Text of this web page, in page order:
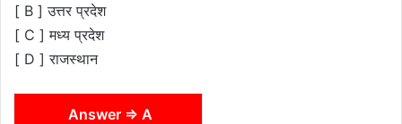
[ B ] उत्तर प्रदेश
[ C ] मध्य प्रदेश
[ D ] राजस्थान
Answer ⇒ A